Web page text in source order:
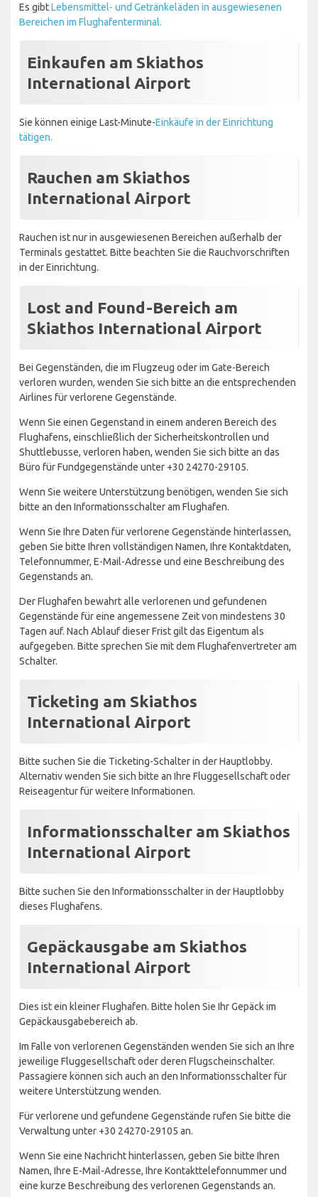
Es gibtLebensmittel- und Getränkeläden in ausgewiesenen
Bereichen im Flughafenterminal.
Einkaufen am Skiathos
International Airport
Sie können einige Last-Minute-Einkäufe in der Einrichtung
tätigen.
Rauchen am Skiathos
International Airport
Rauchen ist nur in ausgewiesenen Bereichen außerhalb der
Terminals gestattet. Bitte beachten Sie die Rauchvorschriften
in der Einrichtung.
Lost and Found-Bereich am
Skiathos International Airport
Bei Gegenständen, die im Flugzeug oder im Gate-Bereich
verloren wurden, wenden Sie sich bitte an die entsprechenden
Airlines für verlorene Gegenstände.
Wenn Sie einen Gegenstand in einem anderen Bereich des
Flughafens, einschließlich der Sicherheitskontrollen und
Shuttlebusse, verloren haben, wenden Sie sich bitte an das
Büro für Fundgegenstände unter +30 24270-29105.
Wenn Sie weitere Unterstützung benötigen, wenden Sie sich
bitte an den Informationsschalter am Flughafen.
Wenn Sie Ihre Daten für verlorene Gegenstände hinterlassen,
geben Sie bitte Ihren vollständigen Namen, Ihre Kontaktdaten,
Telefonnummer, E-Mail-Adresse und eine Beschreibung des
Gegenstands an.
Der Flughafen bewahrt alle verlorenen und gefundenen
Gegenstände für eine angemessene Zeit von mindestens 30
Tagen auf. Nach Ablauf dieser Frist gilt das Eigentum als
aufgegeben. Bitte sprechen Sie mit dem Flughafenvertreter am
Schalter.
Ticketing am Skiathos
International Airport
Bitte suchen Sie die Ticketing-Schalter in der Hauptlobby.
Alternativ wenden Sie sich bitte an Ihre Fluggesellschaft oder
Reiseagentur für weitere Informationen.
Informationsschalter am Skiathos
International Airport
Bitte suchen Sie den Informationsschalter in der Hauptlobby
dieses Flughafens.
Gepäckausgabe am Skiathos
International Airport
Dies ist ein kleiner Flughafen. Bitte holen Sie Ihr Gepäck im
Gepäckausgabebereich ab.
Im Falle von verlorenen Gegenständen wenden Sie sich an Ihre
jeweilige Fluggesellschaft oder deren Flugscheinschalter.
Passagiere können sich auch an den Informationsschalter für
weitere Unterstützung wenden.
Für verlorene und gefundene Gegenstände rufen Sie bitte die
Verwaltung unter +30 24270-29105 an.
Wenn Sie eine Nachricht hinterlassen, geben Sie bitte Ihren
Namen, Ihre E-Mail-Adresse, Ihre Kontakttelefonnummer und
eine kurze Beschreibung des verlorenen Gegenstands an.